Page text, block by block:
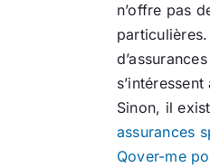
n’offre pas
Sinon, il
assurances
Qover-me